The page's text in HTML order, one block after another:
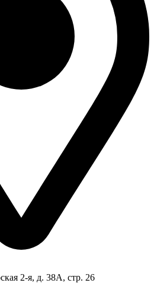
2-я, д. 38А, стр. 26